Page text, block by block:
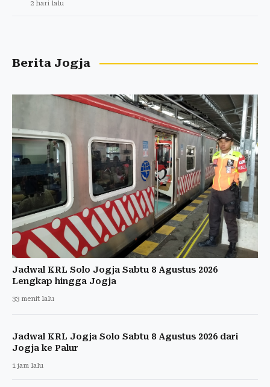
2 hari lalu
Berita Jogja
Jadwal KRL Solo Jogja Sabtu 8 Agustus 2026
Lengkap hingga Jogja
33 menit lalu
Jadwal KRL Jogja Solo Sabtu 8 Agustus 2026 dari
Jogja ke Palur
1 jam lalu